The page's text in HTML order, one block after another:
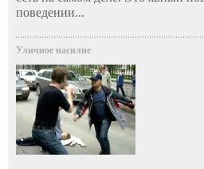
поведении...
Уличное насилие